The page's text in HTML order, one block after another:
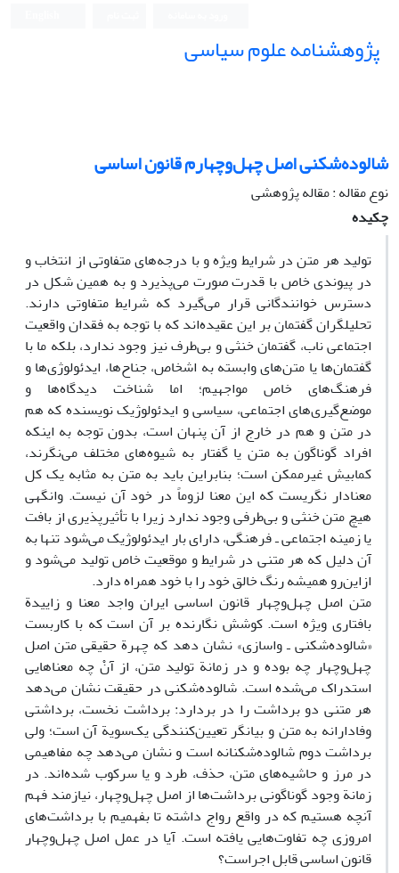
پژوهشنامه علوم سیاسی
شالوده‌شکنی اصل چهل‌وچهارم قانون اساسی
نوع مقاله : مقاله پژوهشی
چکیده
تولید هر متن در شرایط ویژه و با درجه‌های متفاوتی از انتخاب و
در پیوندی خاص با قدرت صورت می‌پذیرد و به همین شکل در
دسترس خوانندگانی قرار می‌گیرد که شرایط متفاوتی دارند.
تحلیلگران گفتمان بر این عقیده‌اند که با توجه به فقدان واقعیت
اجتماعی ناب، گفتمان خنثی و بی‌طرف نیز وجود ندارد، بلکه ما با
گفتمان‌ها یا متن‌های وابسته به اشخاص، جناح‌ها، ایدئولوژی‌ها و
فرهنگ‌های خاص مواجهیم؛ اما شناخت دیدگاه‌ها و
موضع‌گیری‌های اجتماعی، سیاسی و ایدئولوژیک نویسنده که هم
در متن و هم در خارج از آن پنهان است، بدون توجه به اینکه
افراد گوناگون به متن یا گفتار به شیوه‌های مختلف می‌نگرند،
کمابیش غیرممکن است؛ بنابراین باید به متن به مثابه یک کل
معنادار نگریست که این معنا لزوماً در خود آن نیست. وانگهی
هیچ متن خنثی و بی‌طرفی وجود ندارد زیرا با تأثیر‌پذیری از بافت
یا زمینه اجتماعی ـ فرهنگی، دارای بار ایدئولوژیک می‌شود تنها به
آن دلیل که هر متنی در شرایط و موقعیت خاص تولید می‌شود و
ازاین‌رو همیشه رنگ خالق خود را با خود همراه دارد.
متن اصل چهل‌وچهار قانون اساسی ایران واجد معنا و زاییدة
بافتاری ویژه است. کوشش نگارنده بر آن است که با کاربست
«شالوده‌شکنی ـ واسازی» نشان دهد که چهرة حقیقی متن اصل
چهل‌وچهار چه بوده و در زمانة تولید متن، از آنْ چه معناهایی
استدراک می‌شده است. شالوده‌شکنی در حقیقت نشان می‌دهد
هر متنی دو برداشت را در بردارد: برداشت نخست، برداشتی
وفادارانه به متن و بیانگر تعیین‌کنندگی یک‌سویة آن است؛ ولی
برداشت دوم شالوده‌شکنانه است و نشان می‌دهد چه مفاهیمی
در مرز و حاشیه‌های متن، حذف، طرد و یا سرکوب شده‌اند. در
زمانة وجود گوناگونی برداشت‌ها از اصل چهل‌وچهار، نیازمند فهم
آنچه هستیم که در واقع رواج داشته تا بفهمیم با برداشت‌های
امروزی چه تفاوت‌هایی یافته است. آیا در عمل اصل چهل‌وچهار
قانون اساسی قابل اجراست؟